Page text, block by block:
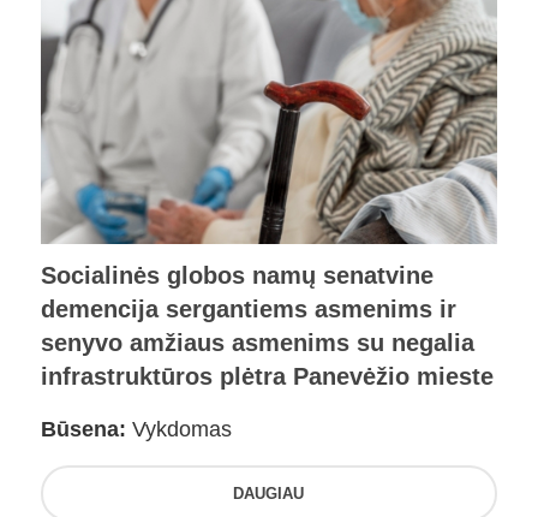
Socialinės globos namų senatvine
demencija sergantiems asmenims ir
senyvo amžiaus asmenims su negalia
infrastruktūros plėtra Panevėžio mieste
Būsena: Vykdomas
DAUGIAU